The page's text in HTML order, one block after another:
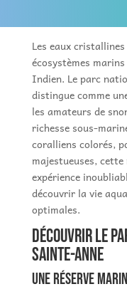
Les eaux
écosystèmes
Indien. Le parc
distingue comme
les amateurs de
richesse sous-
coralliens colorés,
majestueuses,
expérience
découvrir la vie
optimales.
Découvrir le
Sainte-Anne
Une réserve